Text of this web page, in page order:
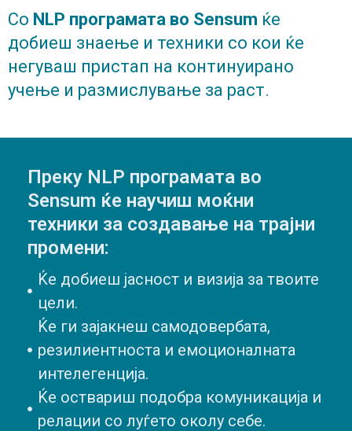
Со NLP програмата во Sensum ќе
добиеш знаење и техники со кои ќе
негуваш пристап на континуирано
учење и размислување за раст.
Преку NLP програмата во
Sensum ќе научиш моќни
техники за создавање на трајни
промени:
Ќе добиеш јасност и визија за твоите
цели.
Ќе ги зајакнеш самодовербата,
резилиентноста и емоционалната
интелегенција.
Ќе оствариш подобра комуникација и
релации со луѓето околу себе.